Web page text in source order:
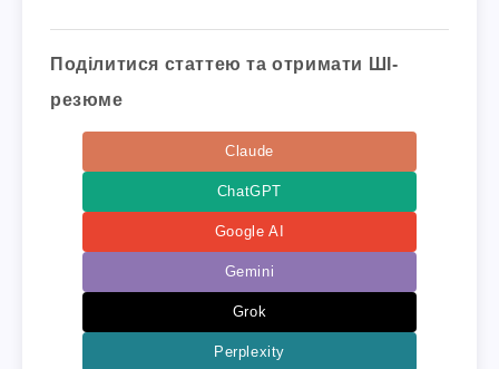
Поділитися статтею та отримати ШІ-
резюме
Claude
ChatGPT
Google AI
Gemini
Grok
Perplexity